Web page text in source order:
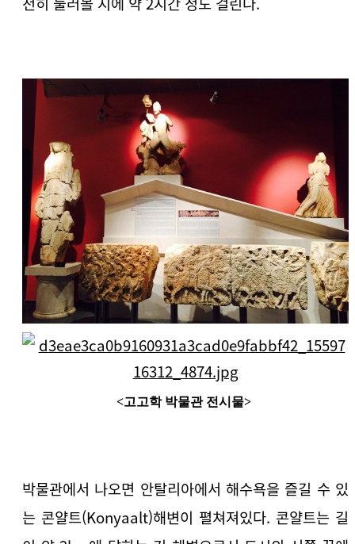
<고고학 박물관 전시물>
박물관에서 나오면 안탈리아에서 해수욕을 즐길 수 있
는 콘얄트(Konyaalt)해변이 펼쳐져있다. 콘얄트는 길